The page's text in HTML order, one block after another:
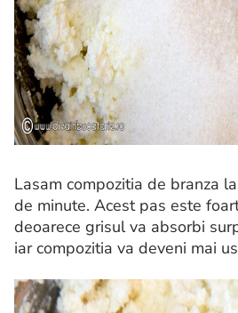
Lasam compozitia de branza
de minute. Acest pas este
deoarece grisul va absorbi
iar compozitia va deveni mai